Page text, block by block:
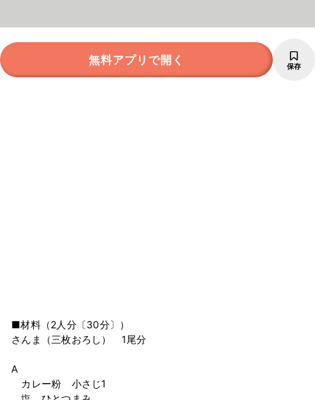
無料アプリで開く 保存
■材料（2人分〔30分〕）
さんま（三枚おろし） 1尾分
A
カレー粉 小さじ1